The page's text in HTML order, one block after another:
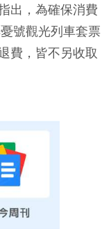
出，為確保消費
號觀光列車套票
費，皆不另收取